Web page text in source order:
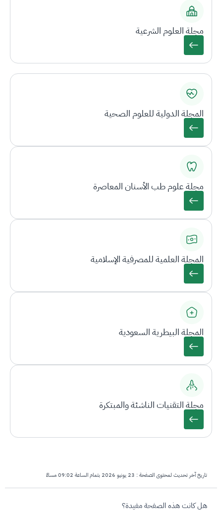
مجلة العلوم الشرعية
المجلة الدولية للعلوم الصحية
مجلة علوم طب الأسنان المعاصرة
المجلة العلمية للمصرفية الإسلامية
المجلة البيطرية السعودية
مجلة التقنيات الناشئة والمبتكرة
تاريخ آخر تحديث لمحتوى الصفحة : 23 يونيو 2026 بتمام الساعة 09:02 مساءً
survey_v2
هل كانت هذه الصفحة مفيدة؟